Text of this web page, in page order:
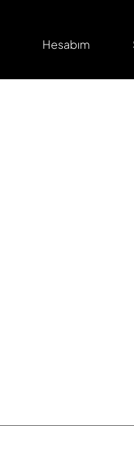
Hesabım